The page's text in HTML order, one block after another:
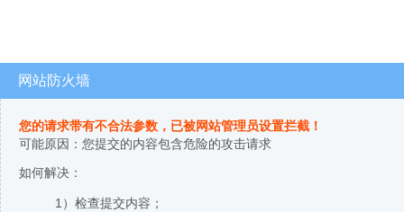
网站防火墙
您的请求带有不合法参数，已被网站管理员设置拦截！
可能原因：您提交的内容包含危险的攻击请求
如何解决：
1）检查提交内容；